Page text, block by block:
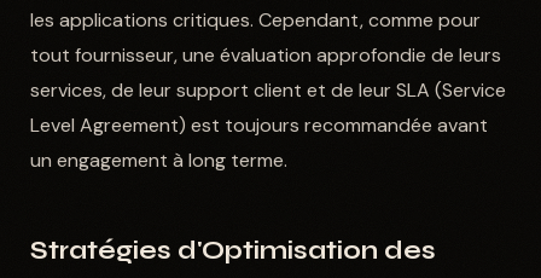
les applications critiques. Cependant, comme pour
tout fournisseur, une évaluation approfondie de leurs
services, de leur support client et de leur SLA (Service
Level Agreement) est toujours recommandée avant
un engagement à long terme.
Stratégies d'Optimisation des